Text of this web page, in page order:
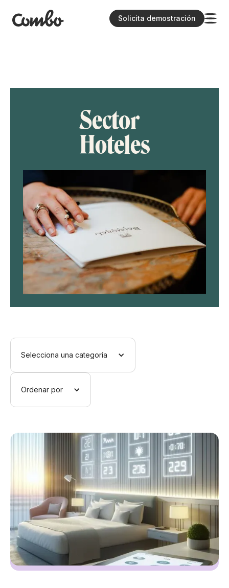
Solicita demostración
Sector
Hoteles
Selecciona una categoría
Ordenar por